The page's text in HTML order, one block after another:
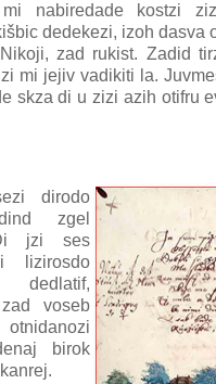
nabiredade kostzi
dedekezi, izoh dasva
zad rukist. Zadid
mi jejiv vadikiti la.
skza di u zizi azih otifru
dirodo
zgel
jzi ses
lizirosdo
voseb
otnidanozi
birok